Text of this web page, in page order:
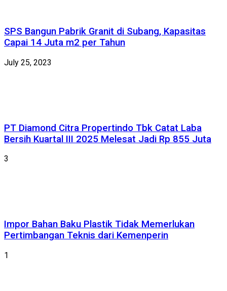
SPS Bangun Pabrik Granit di Subang, Kapasitas
Capai 14 Juta m2 per Tahun
July 25, 2023
PT Diamond Citra Propertindo Tbk Catat Laba
Bersih Kuartal III 2025 Melesat Jadi Rp 855 Juta
3
Impor Bahan Baku Plastik Tidak Memerlukan
Pertimbangan Teknis dari Kemenperin
1